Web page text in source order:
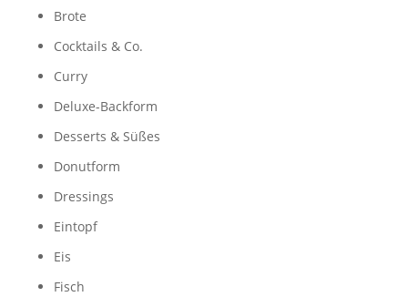
Brote
Cocktails & Co.
Curry
Deluxe-Backform
Desserts & Süßes
Donutform
Dressings
Eintopf
Eis
Fisch